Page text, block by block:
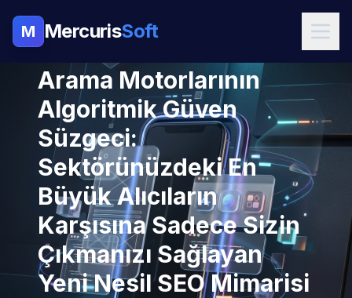
M MercurisSoft
Arama Motorlarının
Algoritmik Güven
Süzgeci:
Sektörünüzdeki En
Büyük Alıcıların
Karşısına Sadece Sizin
Çıkmanızı Sağlayan
Yeni Nesil SEO Mimarisi